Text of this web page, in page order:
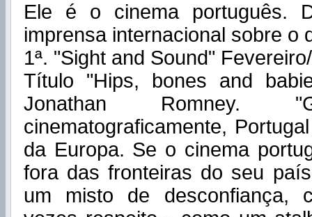
Ele é o cinema português.
imprensa internacional sobre o
1ª. "Sight and Sound"
Título "Hips, bones and
Jonathan Romney.
cinematograficamente,
da Europa. Se o cinema
fora das fronteiras do seu
um misto de desconfiança,